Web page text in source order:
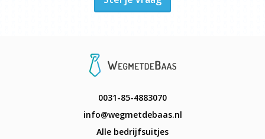
0031-85-4883070
info@wegmetdebaas.nl
Alle bedrijfsuitjes